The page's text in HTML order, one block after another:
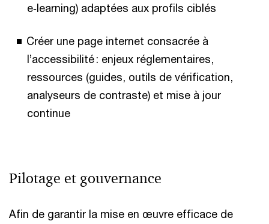
e‑learning) adaptées aux profils ciblés
Créer une page internet consacrée à
l’accessibilité : enjeux réglementaires,
ressources (guides, outils de vérification,
analyseurs de contraste) et mise à jour
continue
Pilotage et gouvernance
Afin de garantir la mise en œuvre efficace de